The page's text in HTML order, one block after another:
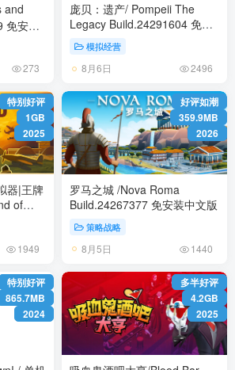
and
273
庞贝：遗产/ Pompeii The
Legacy Build.24291604 免安
装中文版
模拟经营
8月6日 2496
特别好评
1GB
2025
器|王牌
of
1949
好评如潮
359.9MB
2026
罗马之城 /Nova Roma
Build.24267377 免安装中文版
策略战略
8月5日 1440
特别好评
865.7MB
2024
多半好评
4.2GB
2025